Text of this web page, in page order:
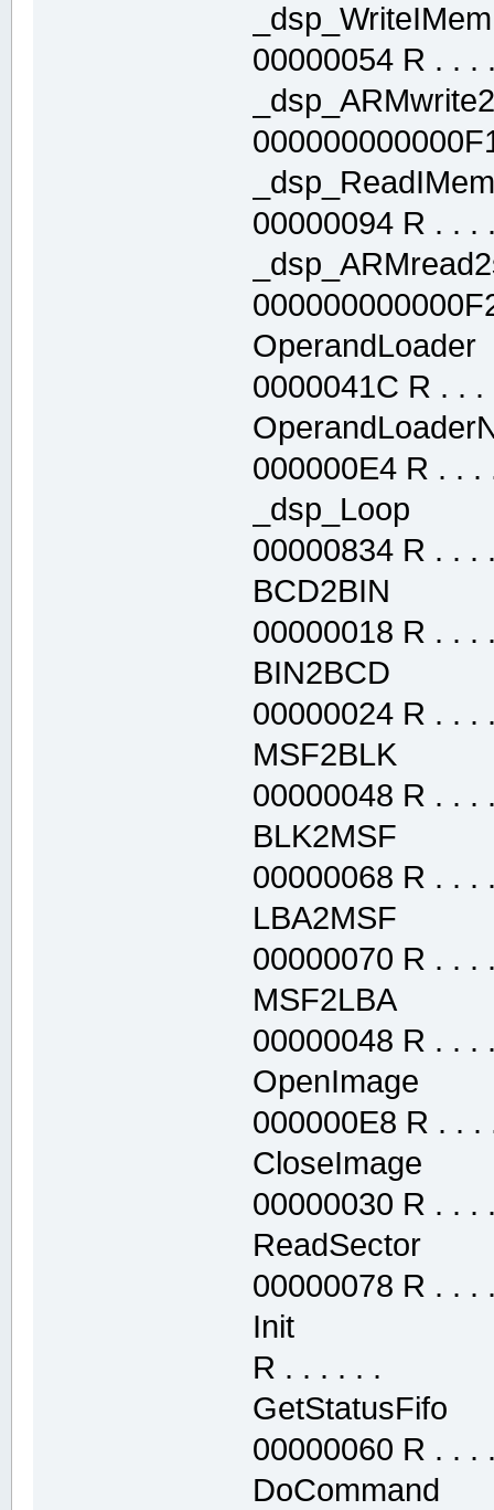
00000054 R . . .
00000094 R . . .
0000041C R . . .
000000E4 R . . .
_dsp_Loop
00000834 R . . .
BCD2BIN
00000018 R . . .
BIN2BCD
00000024 R . . .
MSF2BLK
00000048 R . . .
BLK2MSF
00000068 R . . .
LBA2MSF
00000070 R . . .
MSF2LBA
00000048 R . . .
OpenImage
000000E8 R . . .
CloseImage
00000030 R . . .
ReadSector
00000078 R . . .
Init .text
R . . . . . .
00000060 R . . .